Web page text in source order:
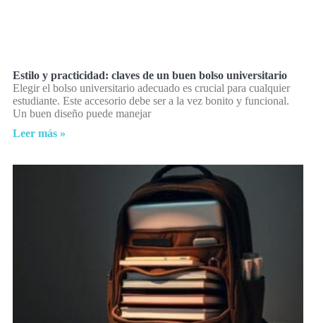
Estilo y practicidad: claves de un buen bolso universitario
Elegir el bolso universitario adecuado es crucial para cualquier
estudiante. Este accesorio debe ser a la vez bonito y funcional.
Un buen diseño puede manejar
Leer más »